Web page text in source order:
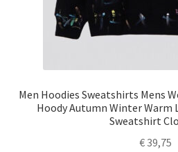
Men Hoodies Sweatshirts Mens
Hoody Autumn Winter Warm
Sweatshirt
€39,75